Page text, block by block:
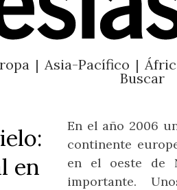
| Asia-Pacífico |
Buscar
en
En el año 2006
continente
en el oeste de
importante.